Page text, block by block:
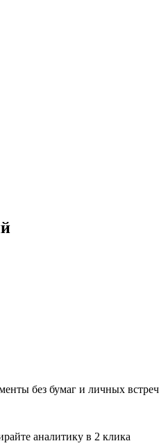
без бумаг и личных встреч
аналитику в 2 клика